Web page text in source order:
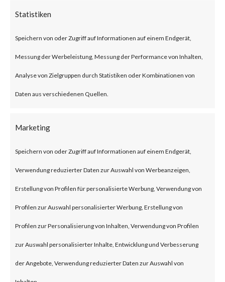
Statistiken
Speichern von oder Zugriff auf Informationen auf einem Endgerät,
Messung der Werbeleistung, Messung der Performance von Inhalten,
Analyse von Zielgruppen durch Statistiken oder Kombinationen von
Daten aus verschiedenen Quellen.
Marketing
Speichern von oder Zugriff auf Informationen auf einem Endgerät,
Verwendung reduzierter Daten zur Auswahl von Werbeanzeigen,
Erstellung von Profilen für personalisierte Werbung, Verwendung von
Profilen zur Auswahl personalisierter Werbung, Erstellung von
Profilen zur Personalisierung von Inhalten, Verwendung von Profilen
zur Auswahl personalisierter Inhalte, Entwicklung und Verbesserung
der Angebote, Verwendung reduzierter Daten zur Auswahl von
What is the Vulnerability?
advisory on two vulnerabilities
on Jan 10, 2024 affecting Ivanti
Connect Secure (ICS) and Ivanti
Policy Secure Gateways (CVE-
2023-46805 and CVE-2024-
21887). The vulnerabilities are
an authentication bypass and
command injection